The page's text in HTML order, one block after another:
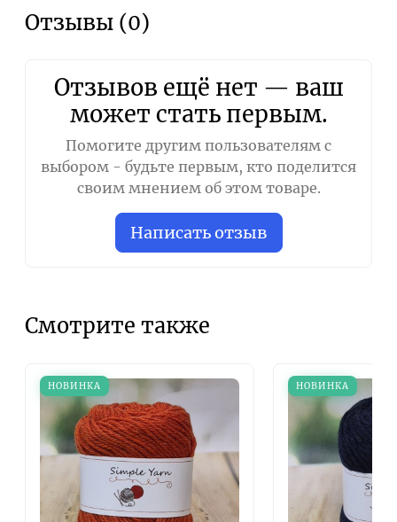
Отзывы (0)
Отзывов ещё нет — ваш
может стать первым.
Помогите другим пользователям с
выбором - будьте первым, кто поделится
своим мнением об этом товаре.
Написать отзыв
Смотрите также
НОВИНКА НОВИНКА